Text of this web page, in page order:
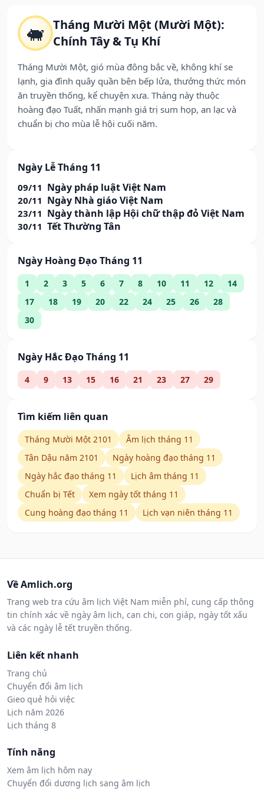
🐖 Tháng Mười Một (Mười Một):
Chính Tây & Tụ Khí
Tháng Mười Một, gió mùa đông bắc về, không khí se
lạnh, gia đình quây quần bên bếp lửa, thưởng thức món
ăn truyền thống, kể chuyện xưa. Tháng này thuộc
hoàng đạo Tuất, nhấn mạnh giá trị sum họp, an lạc và
chuẩn bị cho mùa lễ hội cuối năm.
Ngày Lễ Tháng 11
09/11 Ngày pháp luật Việt Nam
20/11 Ngày Nhà giáo Việt Nam
23/11 Ngày thành lập Hội chữ thập đỏ Việt Nam
30/11 Tết Thường Tân
Ngày Hoàng Đạo Tháng 11
1 2 3 5 6 7 8 10 11 12
14
17
18 19 20 22 24 25 26
28
30
Ngày Hắc Đạo Tháng 11
4 9 13 15 16 21 23 27 29
Tìm kiếm liên quan
Tháng Mười Một 2101
Âm lịch tháng 11
Tân Dậu năm 2101
Ngày hoàng đạo tháng 11
Ngày hắc đạo tháng 11
Lịch âm tháng 11
Chuẩn bị Tết
Xem ngày tốt tháng 11
Cung hoàng đạo tháng 11
Lịch vạn niên tháng 11
Về Amlich.org
Trang web tra cứu âm lịch Việt Nam miễn phí, cung cấp thông
tin chính xác về ngày âm lịch, can chi, con giáp, ngày tốt xấu
và các ngày lễ tết truyền thống.
Liên kết nhanh
Trang chủ
Chuyển đổi âm lịch
Gieo quẻ hỏi việc
Lịch năm 2026
Lịch tháng 8
Tính năng
Xem âm lịch hôm nay
Chuyển đổi dương lịch sang âm lịch